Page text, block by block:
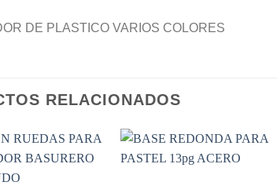
DE PLASTICO VARIOS COLORES
RELACIONADOS